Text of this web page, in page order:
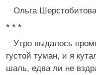
Ольга Шерстобитова
* * *
Утро выдалось
густой туман, и я
шаль, едва ли не